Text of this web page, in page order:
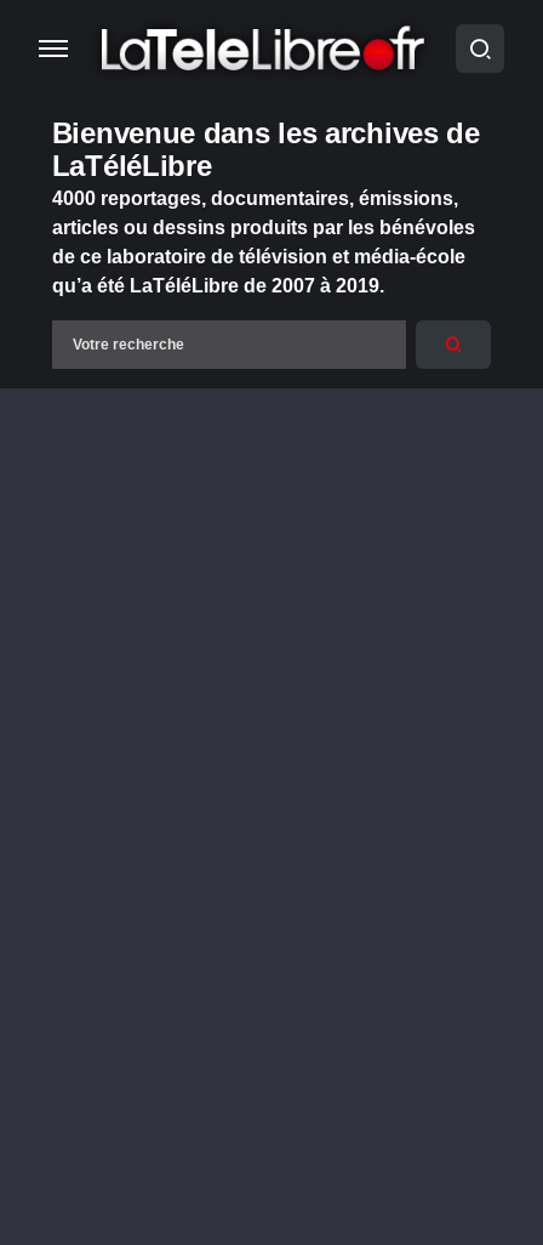
Bienvenue dans les archives de
LaTéléLibre
4000 reportages, documentaires, émissions,
articles ou dessins produits par les bénévoles
de ce laboratoire de télévision et média-école
qu’a été LaTéléLibre de 2007 à 2019.